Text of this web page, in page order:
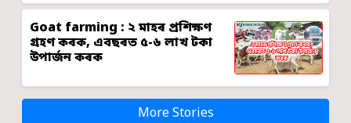
Goat farming : ২ মাহৰ প্ৰশিক্ষণ
গ্ৰহণ কৰক, এবছৰত ৫-৬ লাখ টকা
উপাৰ্জন কৰক
More Stories